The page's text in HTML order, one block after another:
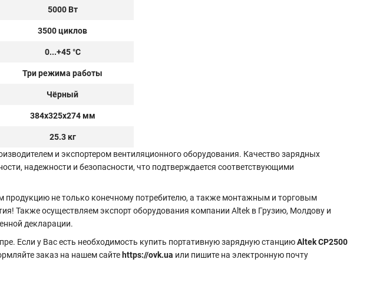
5000 Вт
3500 циклов
0...+45 °C
Три режима работы
Чёрный
384x325x274 мм
25.3 кг
и экспортером вентиляционного оборудования. Качество зарядных
надежности и безопасности, что подтверждается соответствующими
не только конечному потребителю, а также монтажным и торговым
Также осуществляем экспорт оборудования компании Altek в Грузию, Молдову и
декларации.
Если у Вас есть необходимость купить портативную зарядную станциюAltek CP2500
заказ на нашем сайте https://ovk.ua или пишите на электронную почту